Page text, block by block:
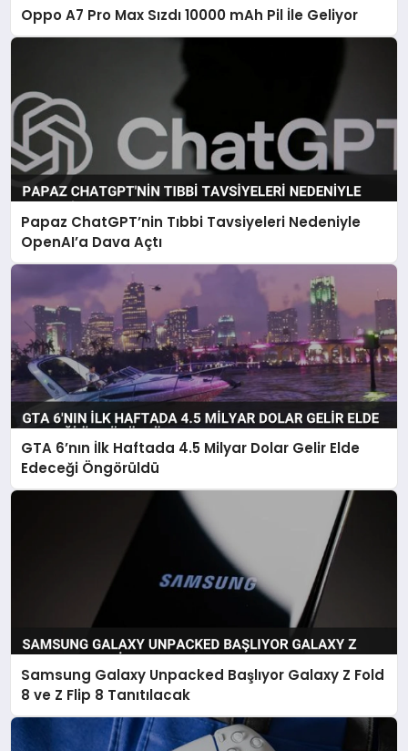
Oppo A7 Pro Max Sızdı 10000 mAh Pil İle Geliyor
Papaz ChatGPT’nin Tıbbi Tavsiyeleri Nedeniyle
OpenAI’a Dava Açtı
GTA 6’nın İlk Haftada 4.5 Milyar Dolar Gelir Elde
Edeceği Öngörüldü
Samsung Galaxy Unpacked Başlıyor Galaxy Z Fold
8 ve Z Flip 8 Tanıtılacak